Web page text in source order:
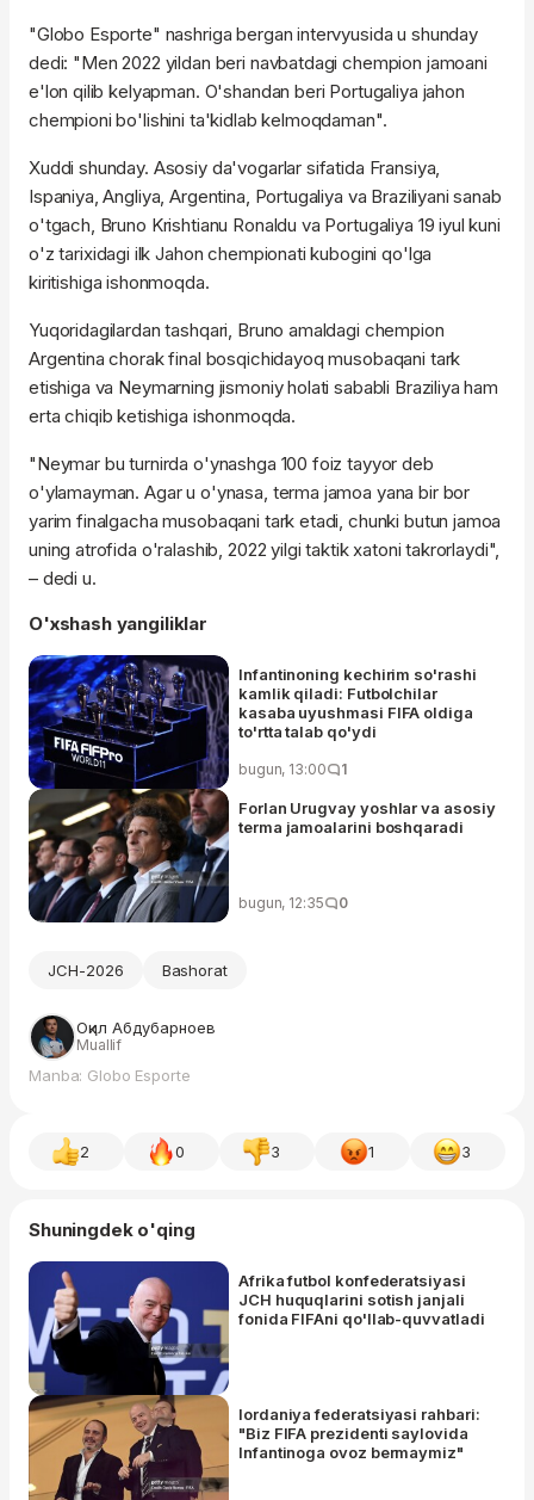
"Globo Esporte" nashriga bergan intervyusida u shunday
dedi: "Men 2022 yildan beri navbatdagi chempion jamoani
e'lon qilib kelyapman. O'shandan beri Portugaliya jahon
chempioni bo'lishini ta'kidlab kelmoqdaman".
Xuddi shunday. Asosiy da'vogarlar sifatida Fransiya,
Ispaniya, Angliya, Argentina, Portugaliya va Braziliyani sanab
o'tgach, Bruno Krishtianu Ronaldu va Portugaliya 19 iyul kuni
o'z tarixidagi ilk Jahon chempionati kubogini qo'lga
kiritishiga ishonmoqda.
Yuqoridagilardan tashqari, Bruno amaldagi chempion
Argentina chorak final bosqichidayoq musobaqani tark
etishiga va Neymarning jismoniy holati sababli Braziliya ham
erta chiqib ketishiga ishonmoqda.
"Neymar bu turnirda o'ynashga 100 foiz tayyor deb
o'ylamayman. Agar u o'ynasa, terma jamoa yana bir bor
yarim finalgacha musobaqani tark etadi, chunki butun jamoa
uning atrofida o'ralashib, 2022 yilgi taktik xatoni takrorlaydi",
– dedi u.
O'xshash yangiliklar
Infantinoning kechirim so'rashi
kamlik qiladi: Futbolchilar
kasaba uyushmasi FIFA oldiga
to'rtta talab qo'ydi
bugun, 13:00 1
Forlan Urugvay yoshlar va asosiy
terma jamoalarini boshqaradi
bugun, 12:35 0
JCH-2026 Bashorat
Оқил Абдубарноев
Muallif
Manba: Globo Esporte
2 0 3 1 3
Shuningdek o'qing
Afrika futbol konfederatsiyasi
JCH huquqlarini sotish janjali
fonida FIFAni qo'llab-quvvatladi
Iordaniya federatsiyasi rahbari:
"Biz FIFA prezidenti saylovida
Infantinoga ovoz bermaymiz"